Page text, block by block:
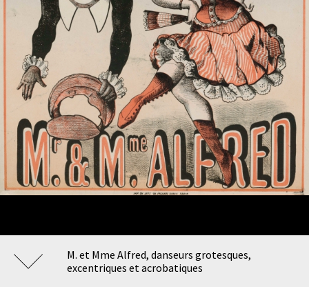
M. et Mme Alfred, danseurs grotesques,
excentriques et acrobatiques